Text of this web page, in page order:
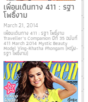
เพื่อนเดินทาง 411 : รฐา
โพธิ์งาม
March 21, 2014
เพื่อนเดินทาง 411 : รฐา โพธิ์งาม
Traveller’s Companion ปีที่ 35 ฉบับที่
411 March 2014 Mystic Beauty
Model Ying-Rhatha Phongam (หญิง-
รฐา โพธิ์งาม)